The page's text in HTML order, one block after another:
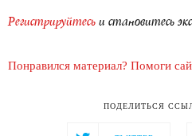
Регистрируйтесь и становитесь
Понравился материал? Помоги
ПОДЕЛИТЬСЯ